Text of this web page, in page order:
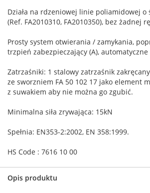
Działa na rdzeniowej linie poliamidowej o
(Ref. FA2010310, FA2010350), bez żadnej
Prosty system otwierania / zamykania,
trzpień zabezpieczający (A),
Zatrzaśniki: 1 stalowy zatrzaśnik
ze sworzniem FA 50 102 17 jako element
z suwakiem aby nie można go zgubić.
Minimalna siła zrywająca: 15kN
Spełnia: EN353-2:2002, EN 358:1999.
HS Code : 7616 10 00
Opis produktu